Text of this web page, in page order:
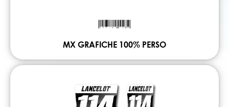
MX GRAFICHE 100% PERSO